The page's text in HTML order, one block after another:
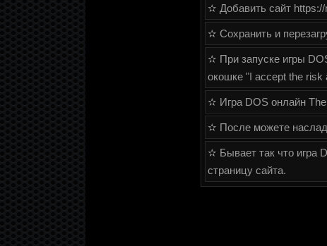
✫ Добавить сайт
✫ Сохранить и
✫ При запуске игры
окошке "I accept the risk
✫ Игра DOS онлайн
✫ После можете
✫ Бывает так что игра
страницу сайта.